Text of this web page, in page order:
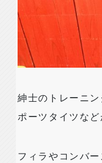
紳士のトレーニ
ポーツタイツな
フィラやコンバ